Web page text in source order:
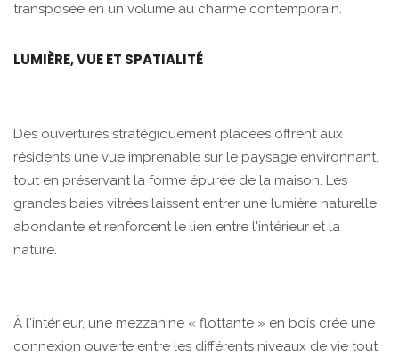
transposée en un volume au charme contemporain.
LUMIÈRE, VUE ET SPATIALITÉ
Des ouvertures stratégiquement placées offrent aux
résidents une vue imprenable sur le paysage environnant,
tout en préservant la forme épurée de la maison. Les
grandes baies vitrées laissent entrer une lumière naturelle
abondante et renforcent le lien entre l'intérieur et la
nature.
À l'intérieur, une mezzanine « flottante » en bois crée une
connexion ouverte entre les différents niveaux de vie tout